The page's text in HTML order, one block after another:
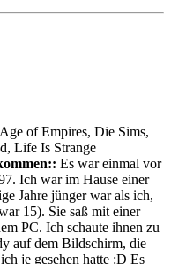
of Empires, Die Sims,
Life Is Strange
Es war einmal vor
Ich war im Hause einer
Jahre jünger war als ich,
15). Sie saß mit einer
PC. Ich schaute ihnen zu
auf dem Bildschirm, die
je gesehen hatte :D Es